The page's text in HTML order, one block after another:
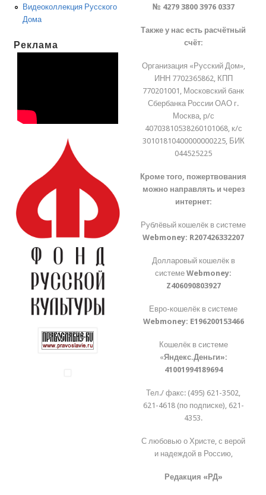
Видеоколлекция Русского
Дома
Реклама
№ 4279 3800 3976 0337
Также у нас есть расчётный
счёт:
Организация «Русский Дом»,
ИНН 7702365862, КПП
770201001, Московский банк
Сбербанка России ОАО г.
Москва, р/с
40703810538260101068, к/с
30101810400000000225, БИК
044525225
Кроме того, пожертвования
можно направлять и через
интернет:
Рублёвый кошелёк в системе
Webmoney: R207426332207
Долларовый кошелёк в
системеWebmoney:
Z406090803927
Евро-кошелёк в системе
Webmoney: E196200153466
Кошелёк в системе
«Яндекс.Деньги»:
41001994189694
Тел./ факс: (495) 621-3502,
621-4618 (по подписке), 621-
4353.
С любовью о Христе, с верой
и надеждой в Россию,
Редакция «РД»